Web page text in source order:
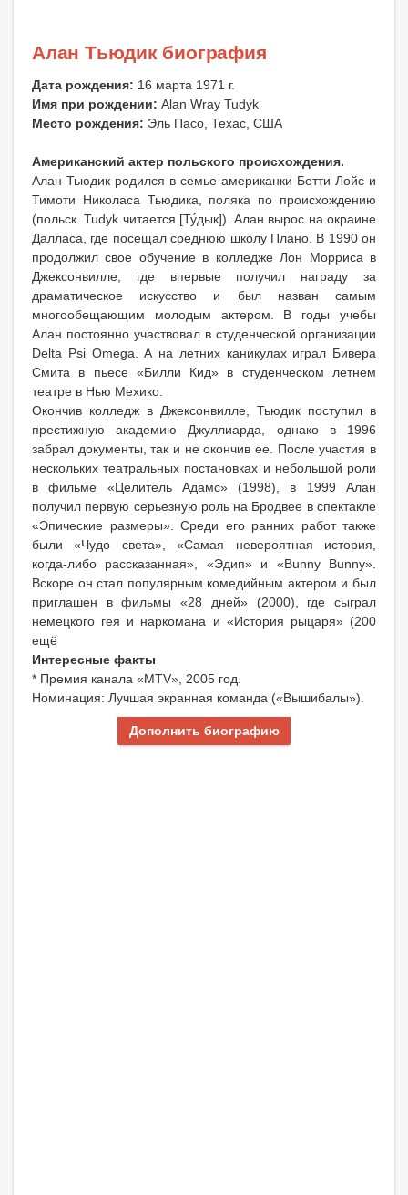
Алан Тьюдик биография
Дата рождения: 16 марта 1971 г.
Имя при рождении: Alan Wray Tudyk
Место рождения: Эль Пасо, Техас, США
Aмериканский актер польского происхождения.
Алан Тьюдик родился в семье американки Бетти Лойс и
Тимоти Николаса Тьюдика, поляка по происхождению
(польск. Tudyk читается [Ту́дык]). Алан вырос на окраине
Далласа, где посещал среднюю школу Плано. В 1990 он
продолжил свое обучение в колледже Лон Морриса в
Джексонвилле, где впервые получил награду за
драматическое искусство и был назван самым
многообещающим молодым актером. В годы учебы
Алан постоянно участвовал в студенческой организации
Delta Psi Omega. А на летних каникулах играл Бивера
Смита в пьесе «Билли Кид» в студенческом летнем
театре в Нью Мехико.
Окончив колледж в Джексонвилле, Тьюдик поступил в
престижную академию Джуллиарда, однако в 1996
забрал документы, так и не окончив ее. После участия в
нескольких театральных постановках и небольшой роли
в фильме «Целитель Адамс» (1998), в 1999 Алан
получил первую серьезную роль на Бродвее в спектакле
«Эпические размеры». Среди его ранних работ также
были «Чудо света», «Самая невероятная история,
когда-либо рассказанная», «Эдип» и «Bunny Bunny».
Вскоре он стал популярным комедийным актером и был
приглашен в фильмы «28 дней» (2000), где сыграл
немецкого гея и наркомана и «История рыцаря» (200
ещё
Интересныe факты
* Премия канала «MTV», 2005 год.
Номинация: Лучшая экранная команда («Вышибалы»).
Дополнить биографию